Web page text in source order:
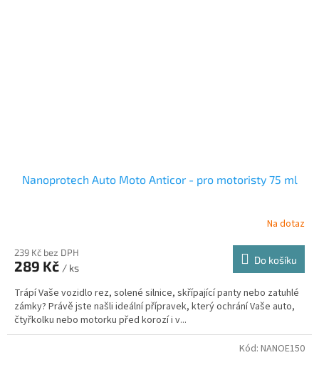
Nanoprotech Auto Moto Anticor - pro motoristy 75 ml
Na dotaz
239 Kč bez DPH
289 Kč / ks
Do košíku
Trápí Vaše vozidlo rez, solené silnice, skřípající panty nebo zatuhlé
zámky? Právě jste našli ideální přípravek, který ochrání Vaše auto,
čtyřkolku nebo motorku před korozí i v...
Kód: NANOE150